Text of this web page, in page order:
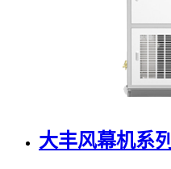
大丰风幕机系列